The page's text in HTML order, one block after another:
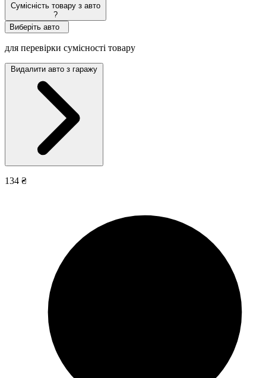
Сумісність товару з авто
?
Виберіть авто
для перевірки сумісності товару
Видалити авто з гаражу
134 ₴